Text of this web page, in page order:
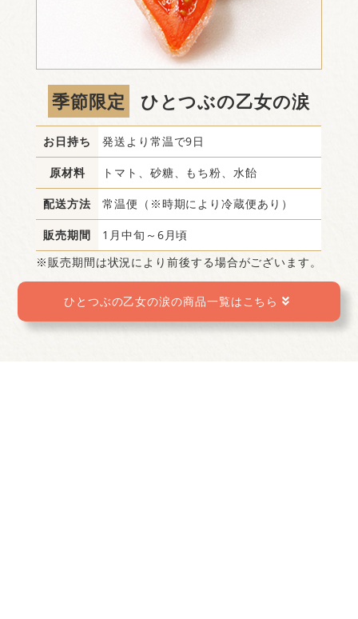
季節限定 ひとつぶの乙女の涙
お日持ち 発送より常温で9日
原材料 トマト、砂糖、もち粉、水飴
配送方法 常温便（※時期により冷蔵便あり）
販売期間
1月中旬～6月頃
※販売期間は状況により前後する場合がございます。
ひとつぶの乙女の涙の商品一覧はこちら